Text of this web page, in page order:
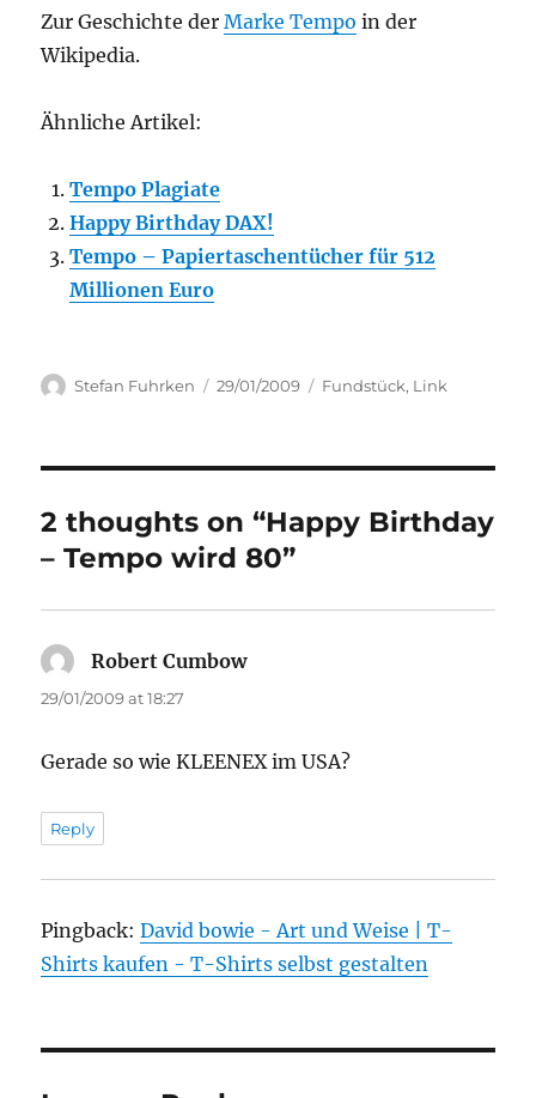
Zur Geschichte derMarke Tempo in der
Wikipedia.
Ähnliche Artikel:
Tempo Plagiate
Happy Birthday DAX!
Tempo – Papiertaschentücher für 512
Millionen Euro
Author
Stefan Fuhrken
Posted
29/01/2009 Categories
Fundstück, Link
2 thoughts on “Happy Birthday
– Tempo wird 80”
Robert Cumbowsays:
29/01/2009 at 18:27
Gerade so wie KLEENEX im USA?
Reply
Pingback:David bowie - Art und Weise | T-
Shirts kaufen - T-Shirts selbst gestalten